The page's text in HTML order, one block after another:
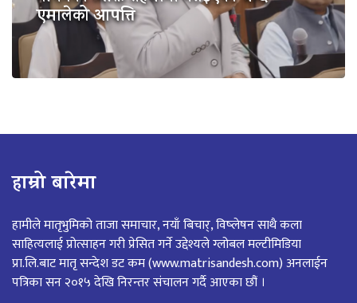
एमालेको आपत्ति
हाम्रो बारेमा
हामीले मातृभुमिको ताजा समाचार, नयाँ बिचार्, विष्लेषन साथै कला
साहित्यलाई प्रोत्साहन गरी प्रेसित गर्ने उद्देश्यले ग्लोबल मल्टीमिडिया
प्रा.लि.बाट मातृ सन्देश डट कम (www.matrisandesh.com) अनलाईन
पत्रिका सन २०१५ देखि निरन्तर संचालन गर्दै आएका छौं ।